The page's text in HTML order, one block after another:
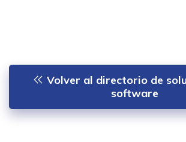
Volver al directorio de
software